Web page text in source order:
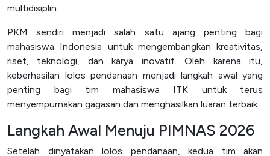
multidisiplin.
PKM sendiri menjadi salah satu ajang penting bagi
mahasiswa Indonesia untuk mengembangkan kreativitas,
riset, teknologi, dan karya inovatif. Oleh karena itu,
keberhasilan lolos pendanaan menjadi langkah awal yang
penting bagi tim mahasiswa ITK untuk terus
menyempurnakan gagasan dan menghasilkan luaran terbaik.
Langkah Awal Menuju PIMNAS 2026
Setelah dinyatakan lolos pendanaan, kedua tim akan